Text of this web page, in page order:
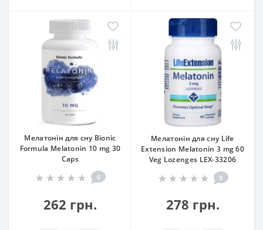
Мелатонін для сну Bionic
Formula Melatonin 10 mg 30
Caps
0
262 грн.
Мелатонін для сну Life
Extension Melatonin 3 mg 60
Veg Lozenges LEX-33206
0
278 грн.